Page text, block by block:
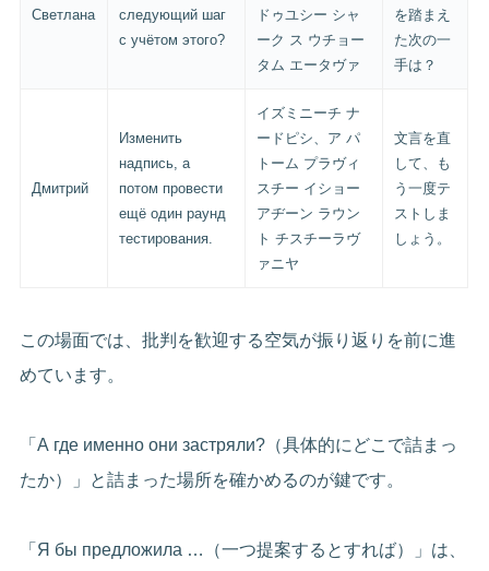
Светлана
следующий шаг
с учётом этого?
ドゥユシー シャ
ーク ス ウチョー
タム エータヴァ
を踏まえ
た次の一
手は？
Дмитрий
Изменить
надпись, а
потом провести
ещё один раунд
тестирования.
イズミニーチ ナ
ードピシ、ア パ
トーム プラヴィ
スチー イショー
アヂーン ラウン
ト チスチーラヴ
ァニヤ
文言を直
して、も
う一度テ
ストしま
しょう。
この場面では、批判を歓迎する空気が振り返りを前に進
めています。
「А где именно они застряли?（具体的にどこで詰まっ
たか）」と詰まった場所を確かめるのが鍵です。
「Я бы предложила …（一つ提案するとすれば）」は、